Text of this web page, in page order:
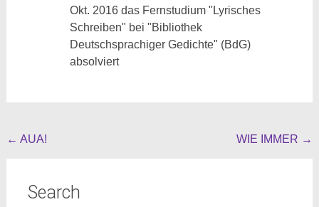
Okt. 2016 das Fernstudium "Lyrisches
Schreiben" bei "Bibliothek
Deutschsprachiger Gedichte" (BdG)
absolviert
Beitragsnavigation
← AUA! WIE IMMER →
Search